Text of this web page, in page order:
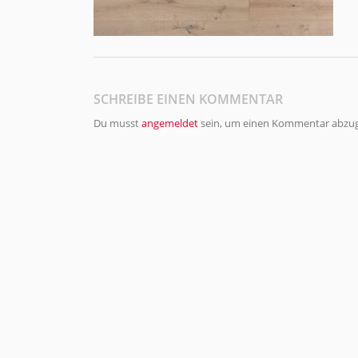
SCHREIBE EINEN KOMMENTAR
Du musstangemeldetsein, um einen Kommentar